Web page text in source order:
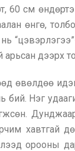
60 см
өнгө,
дээрх
өвөлдөө
Нэг
хавтгай
орооны